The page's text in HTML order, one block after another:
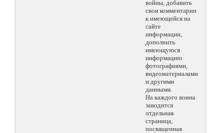
войны, добавить
свои комментарии
к имеющейся на
сайте
информации,
дополнить
имеющуюся
информацию
фотографиями,
видеоматериалами
и другими
данными.
На каждого воина
заводится
отдельная
страница,
посвященная